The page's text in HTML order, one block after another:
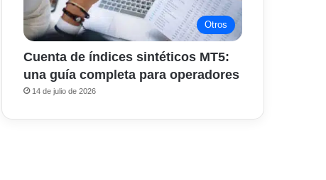
Otros
Cuenta de índices sintéticos MT5:
una guía completa para operadores
14 de julio de 2026